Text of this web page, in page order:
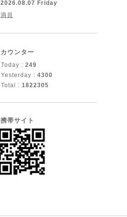
2026.08.07 Friday
満員
カウンター
Today : 249
Yesterday : 4300
Total : 1822305
携帯サイト